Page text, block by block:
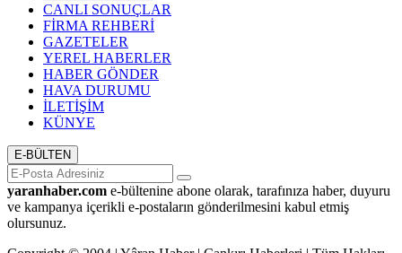
CANLI SONUÇLAR
FİRMA REHBERİ
GAZETELER
YEREL HABERLER
HABER GÖNDER
HAVA DURUMU
İLETİŞİM
KÜNYE
E-BÜLTEN
yaranhaber.com e-bültenine abone olarak, tarafınıza haber, duyuru
ve kampanya içerikli e-postaların gönderilmesini kabul etmiş
olursunuz.